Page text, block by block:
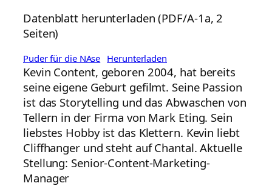
Datenblatt herunterladen (PDF/A-1a, 2
Seiten)
Puder für die NAse Herunterladen
Kevin Content, geboren 2004, hat bereits
seine eigene Geburt gefilmt. Seine Passion
ist das Storytelling und das Abwaschen von
Tellern in der Firma von Mark Eting. Sein
liebstes Hobby ist das Klettern. Kevin liebt
Cliffhanger und steht auf Chantal. Aktuelle
Stellung: Senior-Content-Marketing-
Manager